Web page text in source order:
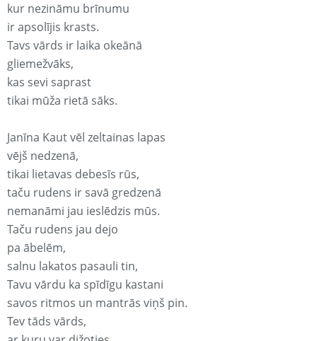
kur nezināmu brīnumu
ir apsolījis krasts.
Tavs vārds ir laika okeānā
gliemežvāks,
kas sevi saprast
tikai mūža rietā sāks.
Janīna Kaut vēl zeltainas lapas
vējš nedzenā,
tikai lietavas debesīs rūs,
taču rudens ir savā gredzenā
nemanāmi jau ieslēdzis mūs.
Taču rudens jau dejo
pa ābelēm,
salnu lakatos pasauli tin,
Tavu vārdu ka spīdīgu kastani
savos ritmos un mantrās viņš pin.
Tev tāds vārds,